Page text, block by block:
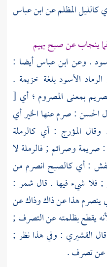
كالليل المظلم عنابن عباس
ينجاب عن صبح بهيم
. وعن ابن عباسأيضا :
الأسود بلغة خزيمة .
بمعنى المصروم ؛ أي [
الحسن: صرم عنها الخير أي
المؤرج : أي كالرملة
وصرائم ; فالرملة لا
: أي كالصبح انصرم من
; فلا شيء فيها . قال شمر :
ينصرم هذا عن ذاك وذاك عن
يقطع بظلمته عن التصرف ;
القشيري : وفي هذا نظر ;
عن تصرف .